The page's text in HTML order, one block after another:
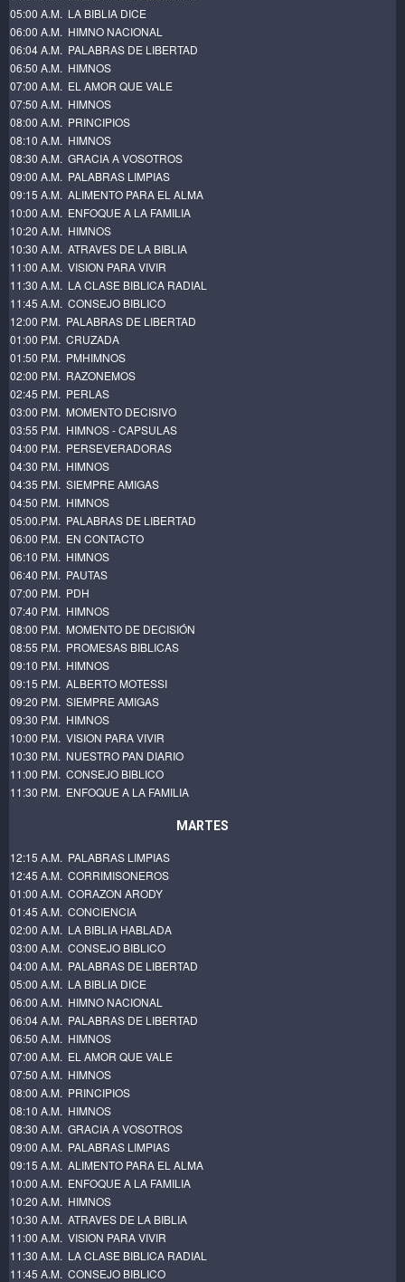
05:00 A.M. LA BIBLIA DICE
06:00 A.M. HIMNO NACIONAL
06:04 A.M. PALABRAS DE LIBERTAD
06:50 A.M. HIMNOS
07:00 A.M. EL AMOR QUE VALE
07:50 A.M. HIMNOS
08:00 A.M. PRINCIPIOS
08:10 A.M. HIMNOS
08:30 A.M. GRACIA A VOSOTROS
09:00 A.M. PALABRAS LIMPIAS
09:15 A.M. ALIMENTO PARA EL ALMA
10:00 A.M. ENFOQUE A LA FAMILIA
10:20 A.M. HIMNOS
10:30 A.M. ATRAVES DE LA BIBLIA
11:00 A.M. VISION PARA VIVIR
11:30 A.M. LA CLASE BIBLICA RADIAL
11:45 A.M. CONSEJO BIBLICO
12:00 P.M. PALABRAS DE LIBERTAD
01:00 P.M. CRUZADA
01:50 P.M. PMHIMNOS
02:00 P.M. RAZONEMOS
02:45 P.M. PERLAS
03:00 P.M. MOMENTO DECISIVO
03:55 P.M. HIMNOS - CAPSULAS
04:00 P.M. PERSEVERADORAS
04:30 P.M. HIMNOS
04:35 P.M. SIEMPRE AMIGAS
04:50 P.M. HIMNOS
05:00.P.M. PALABRAS DE LIBERTAD
06:00 P.M. EN CONTACTO
06:10 P.M. HIMNOS
06:40 P.M. PAUTAS
07:00 P.M. PDH
07:40 P.M. HIMNOS
08:00 P.M. MOMENTO DE DECISIÓN
08:55 P.M. PROMESAS BIBLICAS
09:10 P.M. HIMNOS
09:15 P.M. ALBERTO MOTESSI
09:20 P.M. SIEMPRE AMIGAS
09:30 P.M. HIMNOS
10:00 P.M. VISION PARA VIVIR
10:30 P.M. NUESTRO PAN DIARIO
11:00 P.M. CONSEJO BIBLICO
11:30 P.M. ENFOQUE A LA FAMILIA
MARTES
12:15 A.M. PALABRAS LIMPIAS
12:45 A.M. CORRIMISONEROS
01:00 A.M. CORAZON ARODY
01:45 A.M. CONCIENCIA
02:00 A.M. LA BIBLIA HABLADA
03:00 A.M. CONSEJO BIBLICO
04:00 A.M. PALABRAS DE LIBERTAD
05:00 A.M. LA BIBLIA DICE
06:00 A.M. HIMNO NACIONAL
06:04 A.M. PALABRAS DE LIBERTAD
06:50 A.M. HIMNOS
07:00 A.M. EL AMOR QUE VALE
07:50 A.M. HIMNOS
08:00 A.M. PRINCIPIOS
08:10 A.M. HIMNOS
08:30 A.M. GRACIA A VOSOTROS
09:00 A.M. PALABRAS LIMPIAS
09:15 A.M. ALIMENTO PARA EL ALMA
10:00 A.M. ENFOQUE A LA FAMILIA
10:20 A.M. HIMNOS
10:30 A.M. ATRAVES DE LA BIBLIA
11:00 A.M. VISION PARA VIVIR
11:30 A.M. LA CLASE BIBLICA RADIAL
11:45 A.M. CONSEJO BIBLICO